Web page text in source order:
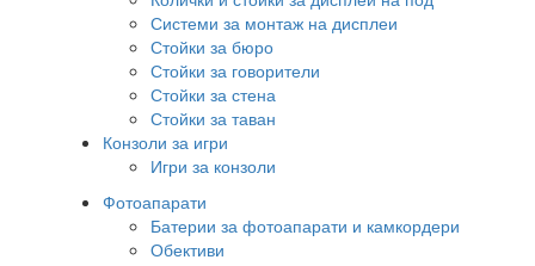
Системи за монтаж на дисплеи
Стойки за бюро
Стойки за говорители
Стойки за стена
Стойки за таван
Конзоли за игри
Игри за конзоли
Фотоапарати
Батерии за фотоапарати и камкордери
Обективи